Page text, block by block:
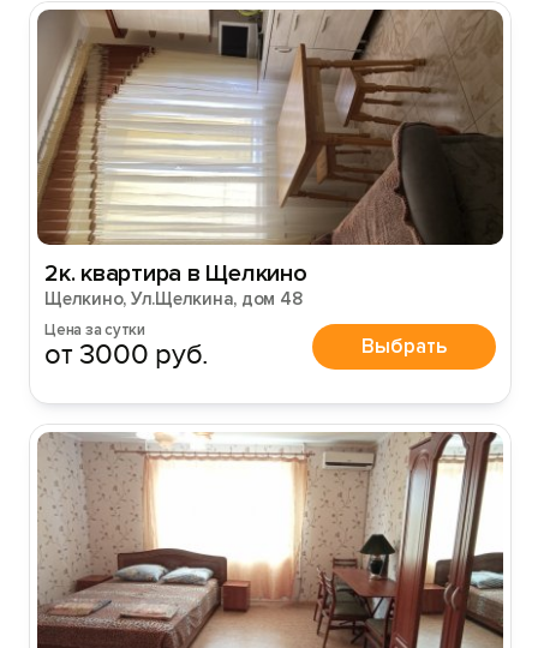
2к. квартира в Щелкино
Щелкино, Ул.Щелкина, дом 48
Цена за сутки
от 3000 руб. Выбрать